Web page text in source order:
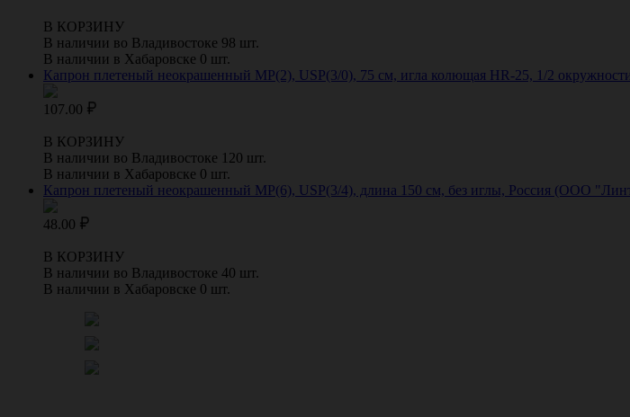
В КОРЗИНУ
В наличии во Владивостоке 98 шт.
В наличии в Хабаровске 0 шт.
Капрон плетеный неокрашенный МР(2), USP(3/0), 75 см, игла колющая HR-25, 1/2
107.00
В КОРЗИНУ
В наличии во Владивостоке 120 шт.
В наличии в Хабаровске 0 шт.
Капрон плетеный неокрашенный МР(6), USP(3/4), длина 150 см, без иглы, Россия (ООО
48.00
В КОРЗИНУ
В наличии во Владивостоке 40 шт.
В наличии в Хабаровске 0 шт.